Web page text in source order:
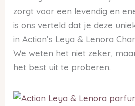
zorgt voor een levendig en
is ons verteld dat je deze
in Action’s Leya & Lenora
We weten het niet zeker,
het best uit te proberen.